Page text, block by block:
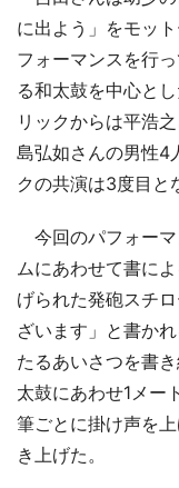
に出よう」をモッ
フォーマンスを行
る和太鼓を中心と
リックからは平浩
島弘如さんの男性4
クの共演は3度目と
今回のパフォー
ムにあわせて書に
げられた発砲スチ
ざいます」と書か
たるあいさつを書
太鼓にあわせ1メー
筆ごとに掛け声を
き上げた。